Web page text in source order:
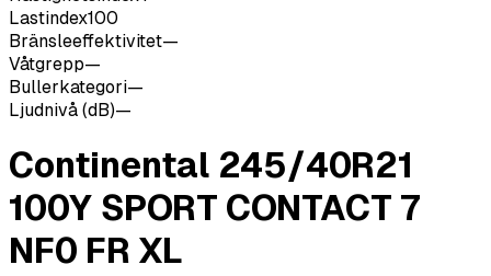
Lastindex100
Bränsleeffektivitet—
Våtgrepp—
Bullerkategori—
Ljudnivå (dB)—
Continental 245/40R21
100Y SPORT CONTACT 7
NF0 FR XL